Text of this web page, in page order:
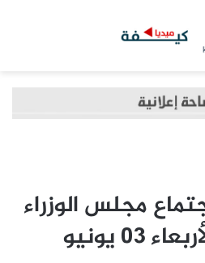
مجلس الوزراء
يونيو